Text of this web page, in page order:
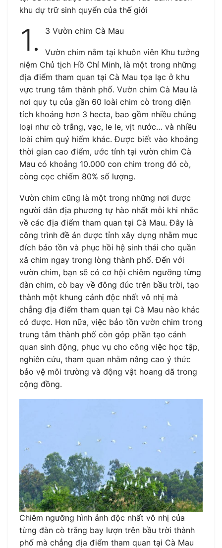
khu dự trữ sinh quyển của thế giới
1. 3 Vườn chim Cà Mau
Vườn chim nằm tại khuôn viên Khu tưởng
niệm Chủ tịch Hồ Chí Minh, là một trong những
địa điểm tham quan tại Cà Mau tọa lạc ở khu
vực trung tâm thành phố. Vườn chim Cà Mau là
nơi quy tụ của gần 60 loài chim cò trong diện
tích khoảng hơn 3 hecta, bao gồm nhiều chủng
loại như cò trắng, vạc, le le, vịt nước… và nhiều
loài chim quý hiếm khác. Được biết vào khoảng
thời gian cao điểm, ước tính tại vườn chim Cà
Mau có khoảng 10.000 con chim trong đó cò,
còng cọc chiếm 80% số lượng.
Vườn chim cũng là một trong những nơi được
người dân địa phương tự hào nhất mỗi khi nhắc
về các địa điểm tham quan tại Cà Mau. Đây là
công trình đề án được tỉnh xây dựng nhằm mục
đích bảo tồn và phục hồi hệ sinh thái cho quần
xã chim ngay trong lòng thành phố. Đến với
vườn chim, bạn sẽ có cơ hội chiêm ngưỡng từng
đàn chim, cò bay về đông đúc trên bầu trời, tạo
thành một khung cảnh độc nhất vô nhị mà
chẳng địa điểm tham quan tại Cà Mau nào khác
có được. Hơn nữa, việc bảo tồn vườn chim trong
trung tâm thành phố còn góp phần tạo cảnh
quan sinh động, phục vụ cho công việc học tập,
nghiên cứu, tham quan nhằm nâng cao ý thức
bảo vệ môi trường và động vật hoang dã trong
cộng đồng.
Chiêm ngưỡng hình ảnh độc nhất vô nhị của
từng đàn cò trắng bay lượn trên bầu trời thành
phố mà chẳng địa điểm tham quan tại Cà Mau